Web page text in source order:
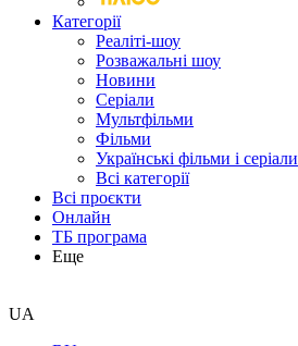
Категорії
Реаліті-шоу
Розважальні шоу
Новини
Серіали
Мультфільми
Фільми
Українські фільми і серіали
Всі категорії
Всі проєкти
Онлайн
ТБ програма
Еще
UA